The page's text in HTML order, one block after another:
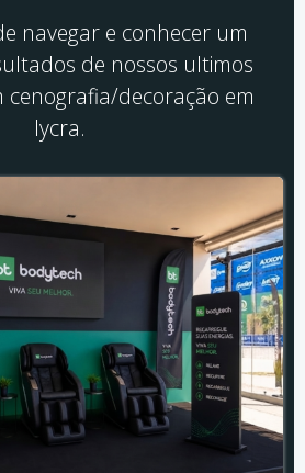
navegar e conhecer um
de nossos ultimos
decoração em
lycra.